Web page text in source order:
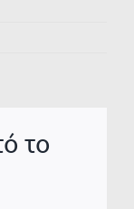
το